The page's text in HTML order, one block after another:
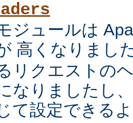
ジュールは
高くなりまし
リクエストの
なりましたし
て設定できる